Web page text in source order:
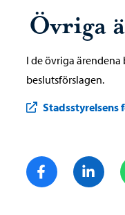
Övriga
I de övriga
beslutsförslagen.
Stadsstyrelsens
Dela på